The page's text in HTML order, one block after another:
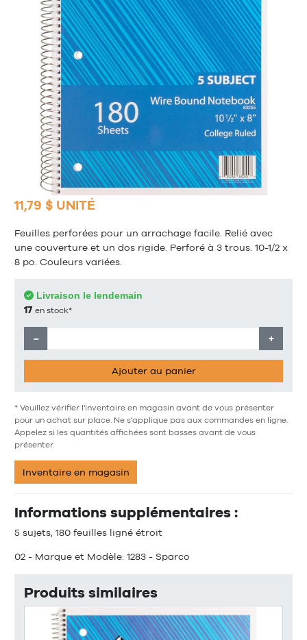
11,79 $ UNITÉ
Feuilles perforées pour un arrachage facile. Relié avec
une couverture et un dos rigide. Perforé à 3 trous. 10-1/2 x
8 po. Couleurs variées.
Livraison le lendemain
17 en stock*
− +
Ajouter au panier
* Veuillez vérifier l'inventaire en magasin avant de vous présenter
pour un achat sur place. Ne s'applique pas aux commandes en ligne.
Appelez si les quantités affichées sont basses avant de vous
présenter.
Inventaire en magasin
Informations supplémentaires :
5 sujets, 180 feuilles ligné étroit
02 - Marque et Modèle: 1283 - Sparco
Produits similaires